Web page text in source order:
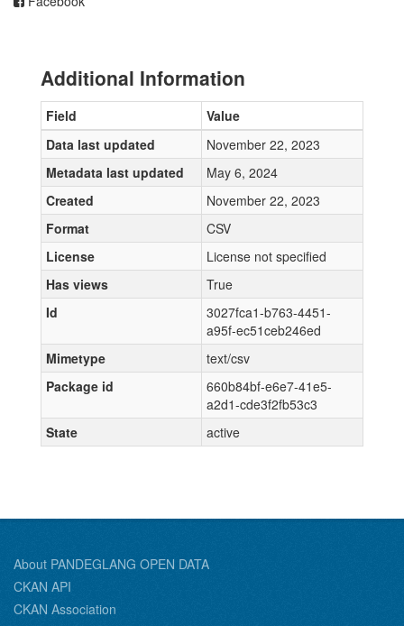
Additional Information
Field
Value
Data last updated
November 22, 2023
Metadata last updated
May 6, 2024
Created
November 22, 2023
Format
CSV
License
License not specified
Has views
True
Id
3027fca1-b763-4451-
a95f-ec51ceb246ed
Mimetype
text/csv
Package id
660b84bf-e6e7-41e5-
a2d1-cde3f2fb53c3
State
active
About PANDEGLANG OPEN DATA
CKAN API
CKAN Association